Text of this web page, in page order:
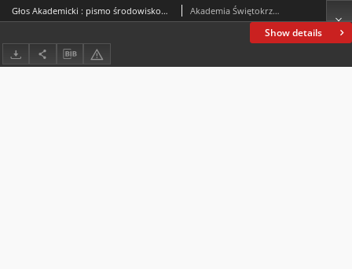
Show details
Głos Akademicki : pismo środowiskowe Akademii Świętokrzyskiej im. Jana Kochanowskiego w Kielcach. 2004, R. XI, nr 3 (42) : październik 2004 Akademia Świętokrzyska im. Jana Kochanowskiego (Kielce)